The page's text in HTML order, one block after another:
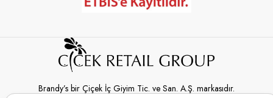
Brandy’s bir Çiçek İç Giyim Tic. ve San. A.Ş. markasıdır.